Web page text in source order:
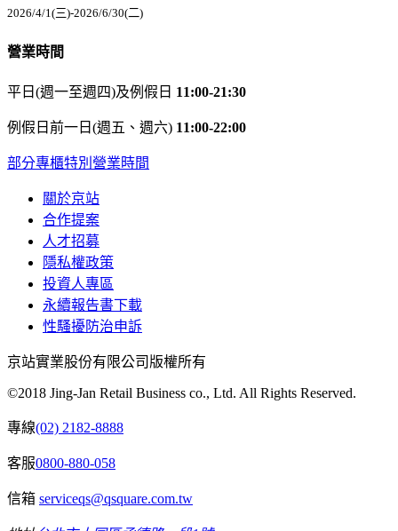
2026/4/1(三)-2026/6/30(二)
營業時間
平日(週一至週四)及例假日 11:00-21:30
例假日前一日(週五、週六) 11:00-22:00
部分專櫃特別營業時間
關於京站
合作提案
人才招募
隱私權政策
投資人專區
永續報告書下載
性騷擾防治申訴
京站實業股份有限公司版權所有
©2018 Jing-Jan Retail Business co., Ltd. All Rights Reserved.
專線(02) 2182-8888
客服0800-880-058
信箱 serviceqs@qsquare.com.tw